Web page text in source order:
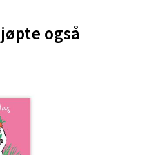
også
Sandvika